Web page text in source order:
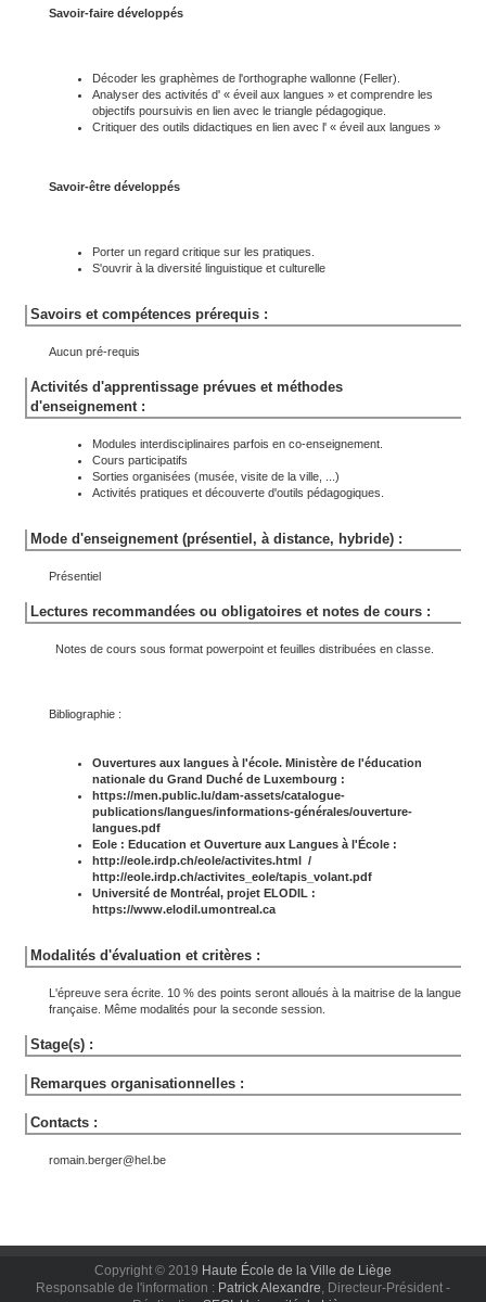
Savoir-faire développés
Décoder les graphèmes de l'orthographe wallonne (Feller).
Analyser des activités d' « éveil aux langues » et comprendre les
objectifs poursuivis en lien avec le triangle pédagogique.
Critiquer des outils didactiques en lien avec l' « éveil aux langues »
Savoir-être développés
Porter un regard critique sur les pratiques.
S'ouvrir à la diversité linguistique et culturelle
Savoirs et compétences prérequis :
Aucun pré-requis
Activités d'apprentissage prévues et méthodes
d'enseignement :
Modules interdisciplinaires parfois en co-enseignement.
Cours participatifs
Sorties organisées (musée, visite de la ville, ...)
Activités pratiques et découverte d'outils pédagogiques.
Mode d'enseignement (présentiel, à distance, hybride) :
Présentiel
Lectures recommandées ou obligatoires et notes de cours :
Notes de cours sous format powerpoint et feuilles distribuées en classe.
Bibliographie :
Ouvertures aux langues à l'école. Ministère de l'éducation
nationale du Grand Duché de Luxembourg :
https://men.public.lu/dam-assets/catalogue-
publications/langues/informations-générales/ouverture-
langues.pdf
Eole : Education et Ouverture aux Langues à l'École :
http://eole.irdp.ch/eole/activites.html /
http://eole.irdp.ch/activites_eole/tapis_volant.pdf
Université de Montréal, projet ELODIL :
https://www.elodil.umontreal.ca
Modalités d'évaluation et critères :
L'épreuve sera écrite. 10 % des points seront alloués à la maitrise de la langue
française. Même modalités pour la seconde session.
Stage(s) :
Remarques organisationnelles :
Contacts :
romain.berger@hel.be
Copyright © 2019 Haute École de la Ville de Liège
Responsable de l'information : Patrick Alexandre, Directeur-Président -